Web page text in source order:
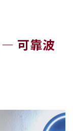
可靠波